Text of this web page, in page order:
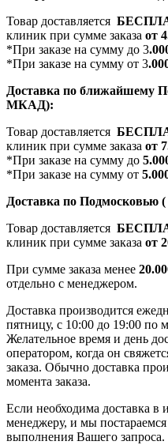
Товар доставляется
клиник при сумме заказа от
*При заказе на сумму до 3
*При заказе на сумму от 3
Доставка по ближайшему
МКАД):
Товар доставляется
клиник при сумме заказа от
*При заказе на сумму до
*При заказе на сумму от
Доставка по Подмосковью
Товар доставляется
клиник при сумме заказа от
При сумме заказа менее
отдельно с менеджером.
Доставка производится
пятницу, с 10:00 до 19:00 по
Желательное время и день
оператором, когда он
заказа. Обычно доставка
момента заказа.
Если необходима доставка в
менеджеру, и мы
выполнения Вашего запроса.